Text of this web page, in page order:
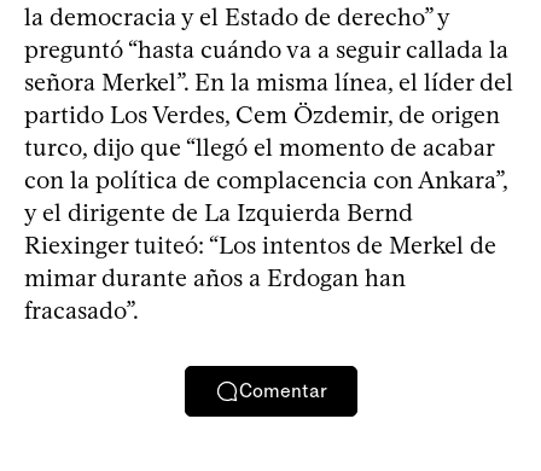
la democracia y el Estado de derecho” y
preguntó “hasta cuándo va a seguir callada la
señora Merkel”. En la misma línea, el líder del
partido Los Verdes, Cem Özdemir, de origen
turco, dijo que “llegó el momento de acabar
con la política de complacencia con Ankara”,
y el dirigente de La Izquierda Bernd
Riexinger tuiteó: “Los intentos de Merkel de
mimar durante años a Erdogan han
fracasado”.
Comentar